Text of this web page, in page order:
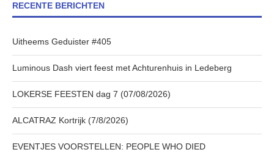
RECENTE BERICHTEN
Uitheems Geduister #405
Luminous Dash viert feest met Achturenhuis in Ledeberg
LOKERSE FEESTEN dag 7 (07/08/2026)
ALCATRAZ Kortrijk (7/8/2026)
EVENTJES VOORSTELLEN: PEOPLE WHO DIED